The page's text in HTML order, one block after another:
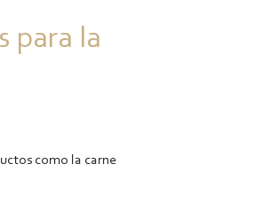
para la
como la carne